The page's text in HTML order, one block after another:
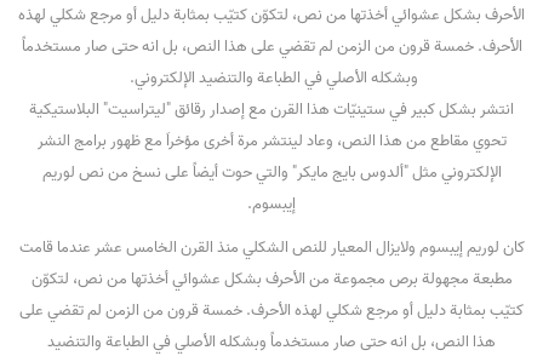
الأحرف بشكل عشوائي أخذتها من نص، لتكوّن كتيّب بمثابة دليل أو مرجع شكلي لهذه
الأحرف. خمسة قرون من الزمن لم تقضي على هذا النص، بل انه حتى صار مستخدماً
وبشكله الأصلي في الطباعة والتنضيد الإلكتروني.
انتشر بشكل كبير في ستينيّات هذا القرن مع إصدار رقائق "ليتراسيت" البلاستيكية
تحوي مقاطع من هذا النص، وعاد لينتشر مرة أخرى مؤخراَ مع ظهور برامج النشر
الإلكتروني مثل "ألدوس بايج مايكر" والتي حوت أيضاً على نسخ من نص لوريم
إيبسوم.
كان لوريم إيبسوم ولايزال المعيار للنص الشكلي منذ القرن الخامس عشر عندما قامت
مطبعة مجهولة برص مجموعة من الأحرف بشكل عشوائي أخذتها من نص، لتكوّن
كتيّب بمثابة دليل أو مرجع شكلي لهذه الأحرف. خمسة قرون من الزمن لم تقضي على
هذا النص، بل انه حتى صار مستخدماً وبشكله الأصلي في الطباعة والتنضيد